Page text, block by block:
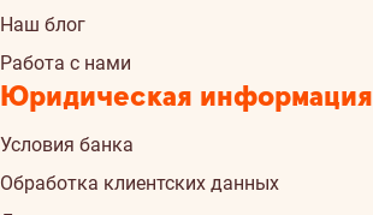
Наш блог
Работа с нами
Юридическая информация
Условия банка
Обработка клиентских данных